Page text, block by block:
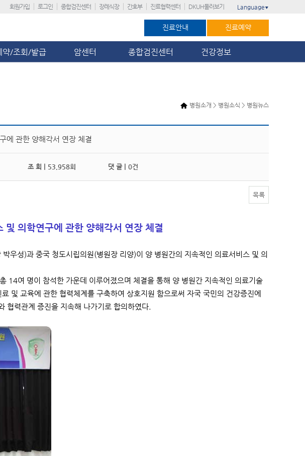
회원가입 로그인 종합검진센터 장례식장 간호부 진료협력센터 DKUH둘러보기 Language ▼
진료안내 진료예약
약/조회/발급 암센터 종합검진센터 건강정보
병원소개 > 병원소식 > 병원뉴스
에 관한 양해각서 연장 체결
조 회 | 53,958회 댓 글 | 0건
목록
및 의학연구에 관한 양해각서 연장 체결
우성)과 중국 청도시립의원(병원장 리양)이 양 병원간의 지속적인 의료서비스 및 의
14여 명이 참석한 가운데 이루어졌으며 체결을 통해 양 병원간 지속적인 의료기술
및 교육에 관한 협력체계를 구축하여 상호지원 함으로써 자국 국민의 건강증진에
협력관계 증진을 지속해 나가기로 합의하였다.